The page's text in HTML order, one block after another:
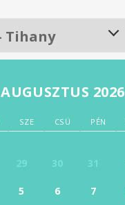
AUGUSZTUS 2026
SZE CSÜ PÉN
29 30 31
5 6 7